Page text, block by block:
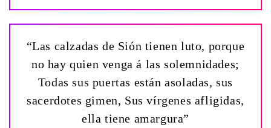
“Las calzadas de Sión tienen luto, porque
no hay quien venga á las solemnidades;
Todas sus puertas están asoladas, sus
sacerdotes gimen, Sus vírgenes afligidas,
ella tiene amargura”